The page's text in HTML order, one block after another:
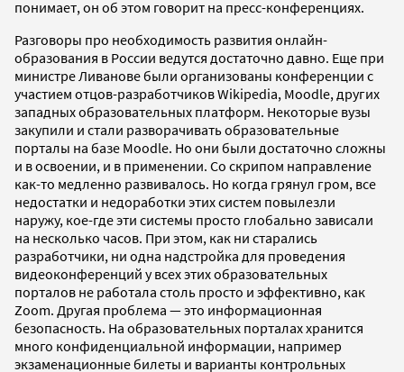
понимает, он об этом говорит на пресс-конференциях.
Разговоры про необходимость развития онлайн-
образования в России ведутся достаточно давно. Еще при
министре Ливанове были организованы конференции с
участием отцов-разработчиков Wikipedia, Moodle, других
западных образовательных платформ. Некоторые вузы
закупили и стали разворачивать образовательные
порталы на базе Moodle. Но они были достаточно сложны
и в освоении, и в применении. Со скрипом направление
как-то медленно развивалось. Но когда грянул гром, все
недостатки и недоработки этих систем повылезли
наружу, кое-где эти системы просто глобально зависали
на несколько часов. При этом, как ни старались
разработчики, ни одна надстройка для проведения
видеоконференций у всех этих образовательных
порталов не работала столь просто и эффективно, как
Zoom. Другая проблема — это информационная
безопасность. На образовательных порталах хранится
много конфиденциальной информации, например
экзаменационные билеты и варианты контрольных